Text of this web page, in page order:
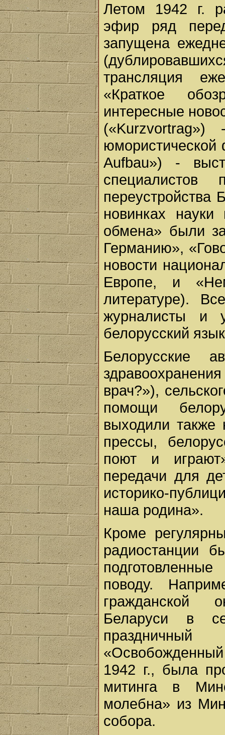
Летом 1942 г.
эфир ряд
запущена
трансляция
«Краткое
интересные
Aufbau») -
специалистов
переустройства
новинках науки
обмена» были
Германию»,
новости
Европе, и
литературе).
журналисты и
белорусский
Белорусские
врач?»),
помощи
выходили также
прессы,
поют и
передачи для
историко-
наша родина».
Кроме
радиостанции
поводу.
гражданской
Беларуси в
праздничный
1942 г., была
митинга в
молебна» из
собора.